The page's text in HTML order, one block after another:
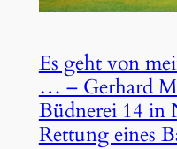
Es geht von
… – Gerhard
Büdnerei 14 in
Rettung eines